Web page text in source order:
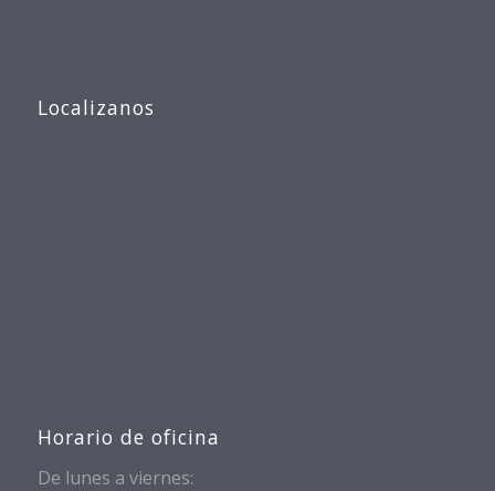
Localizanos
Horario de oficina
De lunes a viernes: